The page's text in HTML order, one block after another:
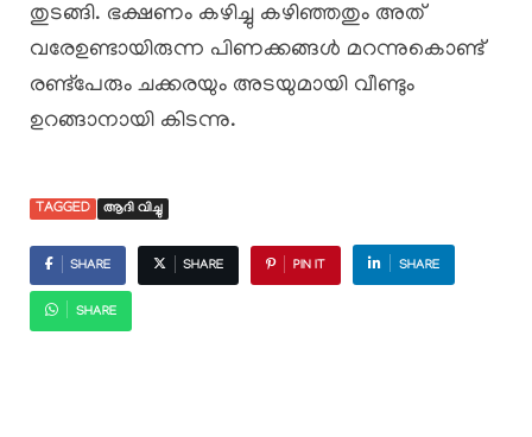
തുടങ്ങി. ഭക്ഷണം കഴിച്ചു കഴിഞ്ഞതും അത്
വരേഉണ്ടായിരുന്ന പിണക്കങ്ങൾ മറന്നുകൊണ്ട്
രണ്ട്പേരും ചക്കരയും അടയുമായി വീണ്ടും
ഉറങ്ങാനായി കിടന്നു.
TAGGED ആദി വിച്ചു
SHARE SHARE PIN IT SHARE
SHARE